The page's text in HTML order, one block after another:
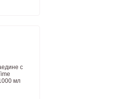
с
мл